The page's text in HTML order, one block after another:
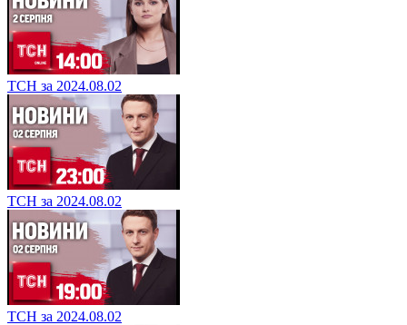
ТСН за 2024.08.02
ТСН за 2024.08.02
ТСН за 2024.08.02